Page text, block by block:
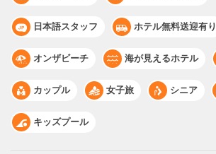
日本語スタッフ ホテル無料送迎有り
オンザビーチ 海が見えるホテル
カップル 女子旅 シニア
キッズプール